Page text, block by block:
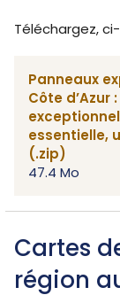
Téléchargez,
Panneaux
Côte d’Azur
essentielle,
(.zip)
47.4 Mo
Cartes
région